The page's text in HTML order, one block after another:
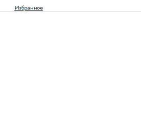
Избранное